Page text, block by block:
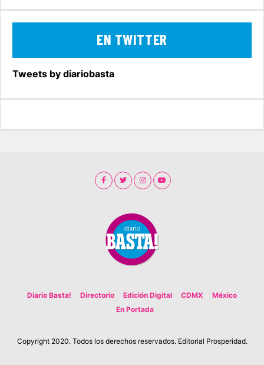
EN TWITTER
Tweets by diariobasta
Diario Basta! Directorio Edición Digital CDMX
México
En Portada
Copyright 2020. Todos los derechos reservados. Editorial Prosperidad.